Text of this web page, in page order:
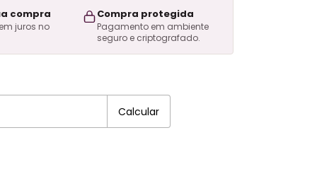
compra
juros no
Compra protegida
Pagamento em ambiente
seguro e criptografado.
Calcular